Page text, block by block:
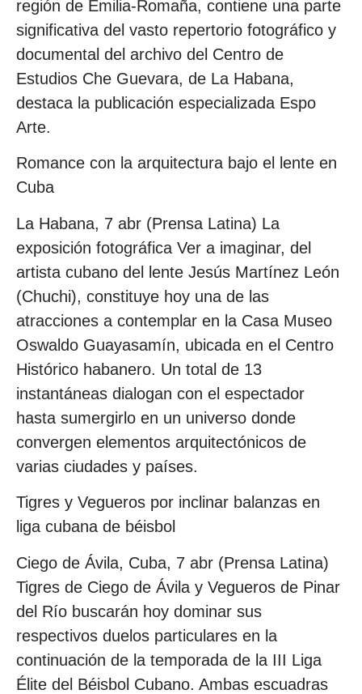
región de Emilia-Romaña, contiene una parte
significativa del vasto repertorio fotográfico y
documental del archivo del Centro de
Estudios Che Guevara, de La Habana,
destaca la publicación especializada Espo
Arte.
Romance con la arquitectura bajo el lente en
Cuba
La Habana, 7 abr (Prensa Latina) La
exposición fotográfica Ver a imaginar, del
artista cubano del lente Jesús Martínez León
(Chuchi), constituye hoy una de las
atracciones a contemplar en la Casa Museo
Oswaldo Guayasamín, ubicada en el Centro
Histórico habanero. Un total de 13
instantáneas dialogan con el espectador
hasta sumergirlo en un universo donde
convergen elementos arquitectónicos de
varias ciudades y países.
Tigres y Vegueros por inclinar balanzas en
liga cubana de béisbol
Ciego de Ávila, Cuba, 7 abr (Prensa Latina)
Tigres de Ciego de Ávila y Vegueros de Pinar
del Río buscarán hoy dominar sus
respectivos duelos particulares en la
continuación de la temporada de la III Liga
Élite del Béisbol Cubano. Ambas escuadras